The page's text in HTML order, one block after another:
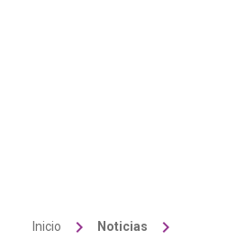
Inicio keyboard_arrow_right Noticias keyboard_arrow_right